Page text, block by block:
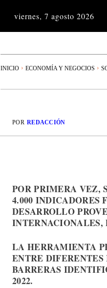
viernes, 7 agosto 2026
INICIO ECONOMÍA Y NEGOCIOS
POR REDACCIÓN
POR PRIMERA VEZ,
4.000 INDICADORES
DESARROLLO
INTERNACIONALES,
LA HERRAMIENTA
ENTRE
BARRERAS
2022.